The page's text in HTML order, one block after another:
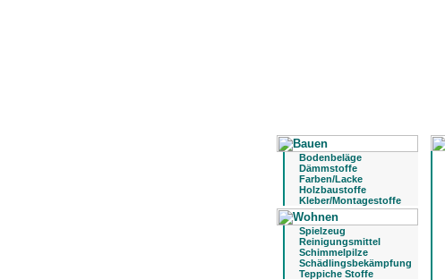
Bodenbeläge
Dämmstoffe
Farben/Lacke
Holzbaustoffe
Kleber/Montagestoffe
Spielzeug
Reinigungsmittel
Schimmelpilze
Schädlingsbekämpfung
Teppiche Stoffe